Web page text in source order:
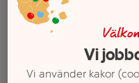
Vi
Vi använder kakor